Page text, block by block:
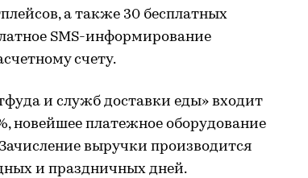
а также 30 бесплатных
SMS-информирование
счету.
и служб доставки еды» входит
новейшее платежное оборудование
выручки производится
и праздничных дней.